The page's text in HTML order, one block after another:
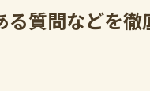
質問などを徹